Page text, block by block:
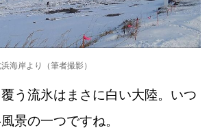
海岸より（筆者撮影）
う流氷はまさに白い大陸。いつ
景の一つですね。